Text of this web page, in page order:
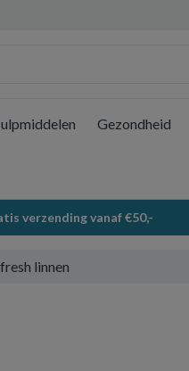
Gezondheid
verzending vanaf €50,-
linnen